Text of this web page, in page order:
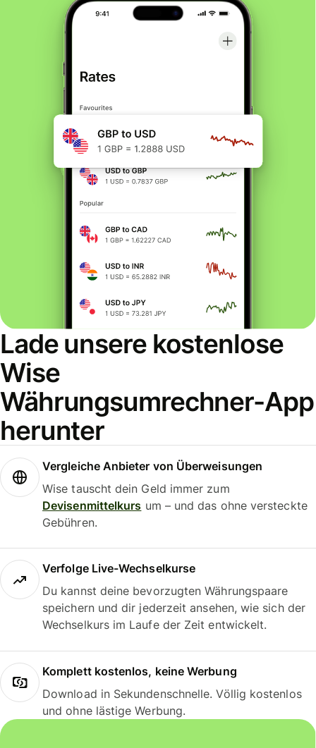
Lade unsere kostenlose
Wise
Währungsumrechner-App
herunter
Vergleiche Anbieter von Überweisungen
Wise tauscht dein Geld immer zum
Devisenmittelkurs um – und das ohne versteckte
Gebühren.
Verfolge Live-Wechselkurse
Du kannst deine bevorzugten Währungspaare
speichern und dir jederzeit ansehen, wie sich der
Wechselkurs im Laufe der Zeit entwickelt.
Komplett kostenlos, keine Werbung
Download in Sekundenschnelle. Völlig kostenlos
und ohne lästige Werbung.